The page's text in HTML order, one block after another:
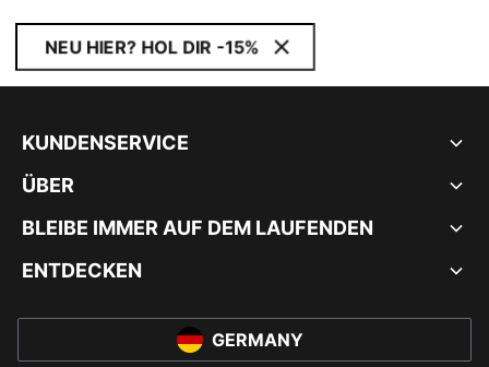
NEU HIER? HOL DIR -15%
KUNDENSERVICE
ÜBER
BLEIBE IMMER AUF DEM LAUFENDEN
ENTDECKEN
GERMANY